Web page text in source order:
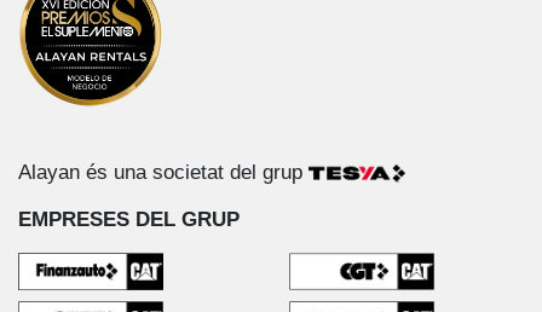
Alayan és una societat del grup
EMPRESES DEL GRUP